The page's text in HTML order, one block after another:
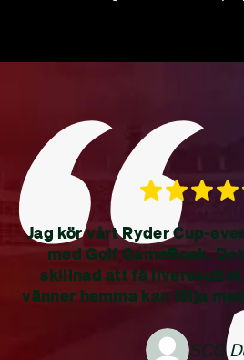
Jag kör vårt Ryder Cup-
med Golf GameBook.
skillnad att få
vänner hemma kan följa
SCG